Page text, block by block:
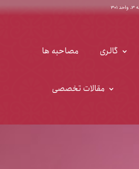
گالری مصاحبه ها
مقالات تخصصی